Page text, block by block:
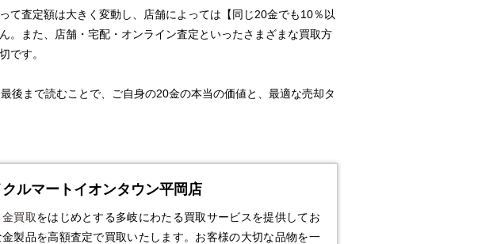
て査定額は大きく変動し、店舗によっては【同じ20金でも10％以
。また、店舗・宅配・オンライン査定といったさまざまな買取方
です。
後まで読むことで、ご自身の20金の本当の価値と、最適な売却タ
ルマートイオンタウン平岡店
金買取をはじめとする多岐にわたる買取サービスを提供してお
製品を高額査定で買取いたします。お客様の大切な品物を一